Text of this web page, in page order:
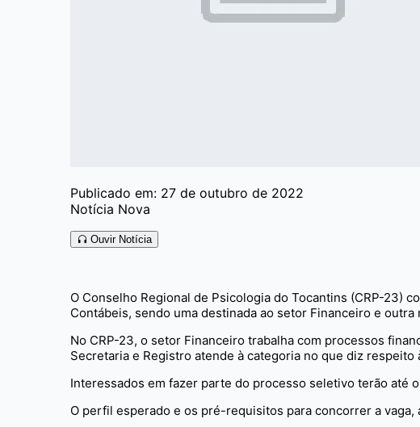
Publicado em: 27 de outubro de 2022
Notícia Nova
Ouvir Notícia
O Conselho Regional de Psicologia do Tocantins (CRP-23)
Contábeis, sendo uma destinada ao setor Financeiro e
No CRP-23, o setor Financeiro trabalha com processos
Secretaria e Registro atende à categoria no que diz
Interessados em fazer parte do processo seletivo terão até
O perfil esperado e os pré-requisitos para concorrer a